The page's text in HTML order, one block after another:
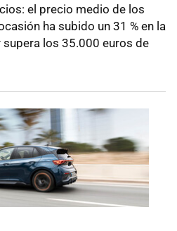
el precio medio de los
ha subido un 31 % en la
los 35.000 euros de